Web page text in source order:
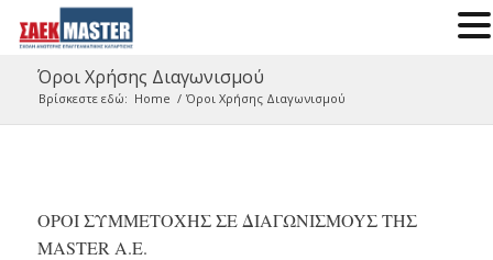
Όροι Χρήσης Διαγωνισμού
Βρίσκεστε εδώ: Home / Όροι Χρήσης Διαγωνισμού
ΟΡΟΙ ΣΥΜΜΕΤΟΧΗΣ ΣΕ ΔΙΑΓΩΝΙΣΜOYΣ ΤΗΣ
MASTER Α.Ε.